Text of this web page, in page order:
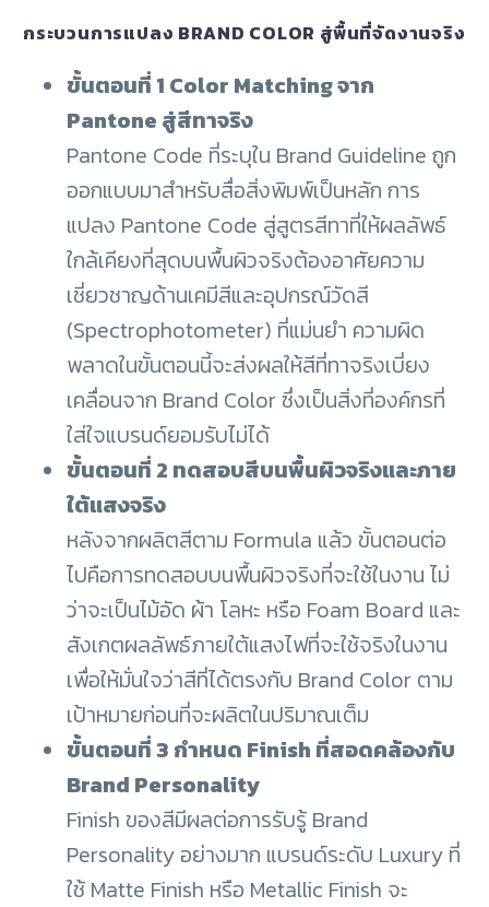
กระบวนการแปลง BRAND COLOR สู่พื้นที่จัดงานจริง
ขั้นตอนที่ 1 Color Matching จาก
Pantone สู่สีทาจริง
Pantone Code ที่ระบุใน Brand Guideline ถูก
ออกแบบมาสำหรับสื่อสิ่งพิมพ์เป็นหลัก การ
แปลง Pantone Code สู่สูตรสีทาที่ให้ผลลัพธ์
ใกล้เคียงที่สุดบนพื้นผิวจริงต้องอาศัยความ
เชี่ยวชาญด้านเคมีสีและอุปกรณ์วัดสี
(Spectrophotometer) ที่แม่นยำ ความผิด
พลาดในขั้นตอนนี้จะส่งผลให้สีที่ทาจริงเบี่ยง
เคลื่อนจาก Brand Color ซึ่งเป็นสิ่งที่องค์กรที่
ใส่ใจแบรนด์ยอมรับไม่ได้
ขั้นตอนที่ 2 ทดสอบสีบนพื้นผิวจริงและภาย
ใต้แสงจริง
หลังจากผลิตสีตาม Formula แล้ว ขั้นตอนต่อ
ไปคือการทดสอบบนพื้นผิวจริงที่จะใช้ในงาน ไม่
ว่าจะเป็นไม้อัด ผ้า โลหะ หรือ Foam Board และ
สังเกตผลลัพธ์ภายใต้แสงไฟที่จะใช้จริงในงาน
เพื่อให้มั่นใจว่าสีที่ได้ตรงกับ Brand Color ตาม
เป้าหมายก่อนที่จะผลิตในปริมาณเต็ม
ขั้นตอนที่ 3 กำหนด Finish ที่สอดคล้องกับ
Brand Personality
Finish ของสีมีผลต่อการรับรู้ Brand
Personality อย่างมาก แบรนด์ระดับ Luxury ที่
ใช้ Matte Finish หรือ Metallic Finish จะ